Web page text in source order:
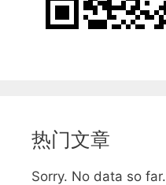
热门文章
Sorry. No data so far.